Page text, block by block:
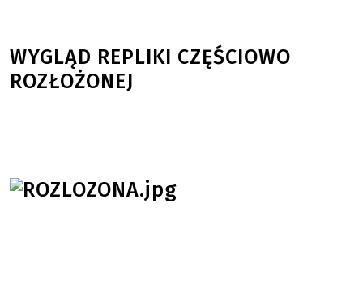
WYGLĄD REPLIKI CZĘŚCIOWO
ROZŁOŻONEJ